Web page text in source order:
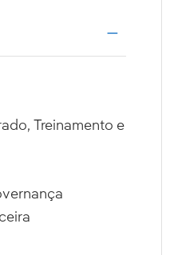
Treinamento e